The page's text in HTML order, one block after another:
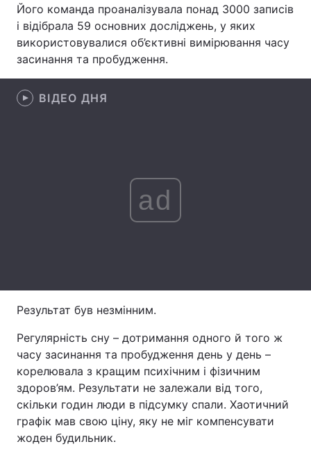
Екологія Регіони
Лонгріди
Тема оформлення
Його команда проаналізувала понад 3000 записів
і відібрала 59 основних досліджень, у яких
використовувалися об’єктивні вимірювання часу
засинання та пробудження.
ВІДЕО ДНЯ
ad
Результат був незмінним.
Регулярність сну – дотримання одного й того ж
часу засинання та пробудження день у день –
корелювала з кращим психічним і фізичним
здоров’ям. Результати не залежали від того,
скільки годин люди в підсумку спали. Хаотичний
графік мав свою ціну, яку не міг компенсувати
жоден будильник.